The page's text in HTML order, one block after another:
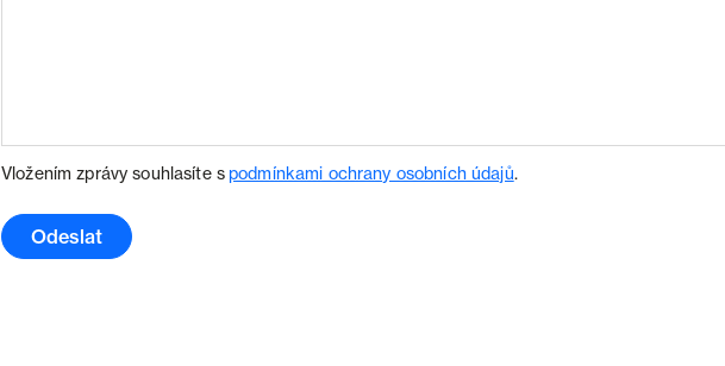
Vložením zprávy souhlasíte spodmínkami ochrany osobních údajů.
Odeslat